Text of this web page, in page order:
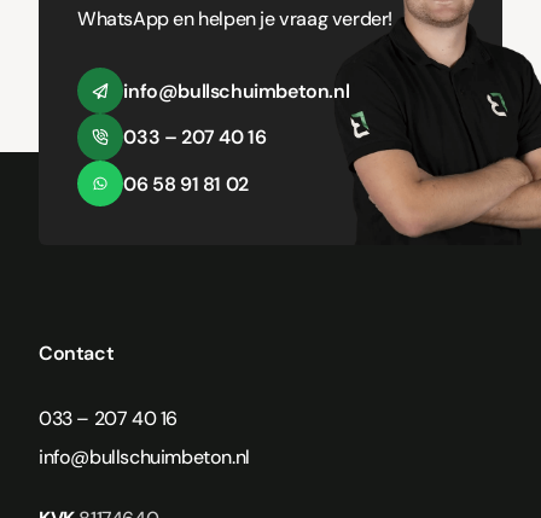
WhatsApp en helpen je vraag verder!
info@bullschuimbeton.nl
033 – 207 40 16
06 58 91 81 02
Contact
033 – 207 40 16
info@bullschuimbeton.nl